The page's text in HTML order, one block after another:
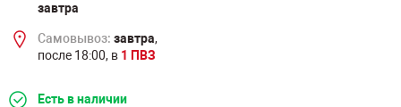
завтра
Самовывоз: завтра,
после 18:00, в 1 ПВЗ
Есть в наличии